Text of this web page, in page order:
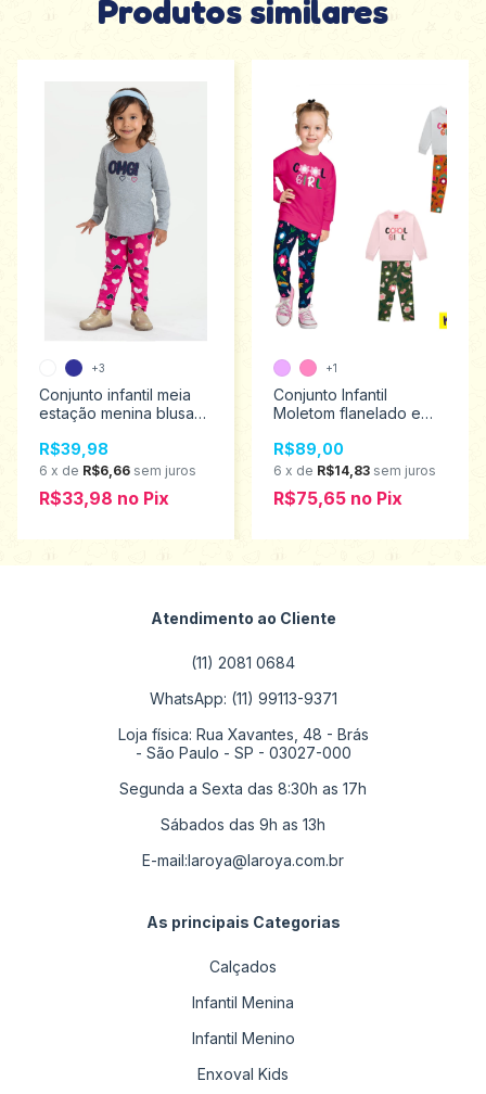
Produtos similares
Conjunto infantil meia
estação menina blusa
estampada Analê
tamanho 1 ao 8 510
R$39,98
6 x de R$6,66 sem juros
R$33,98 no Pix
+3
Conjunto Infantil
Moletom flanelado e
menina Kyly 4/8
1000758
R$89,00
6 x de R$14,83 sem juros
R$75,65 no Pix
+1
Atendimento ao Cliente
(11) 2081 0684
WhatsApp: (11) 99113-9371
Loja física: Rua Xavantes, 48 - Brás
- São Paulo - SP - 03027-000
Segunda a Sexta das 8:30h as 17h
Sábados das 9h as 13h
E-mail:laroya@laroya.com.br
As principais Categorias
Calçados
Infantil Menina
Infantil Menino
Enxoval Kids